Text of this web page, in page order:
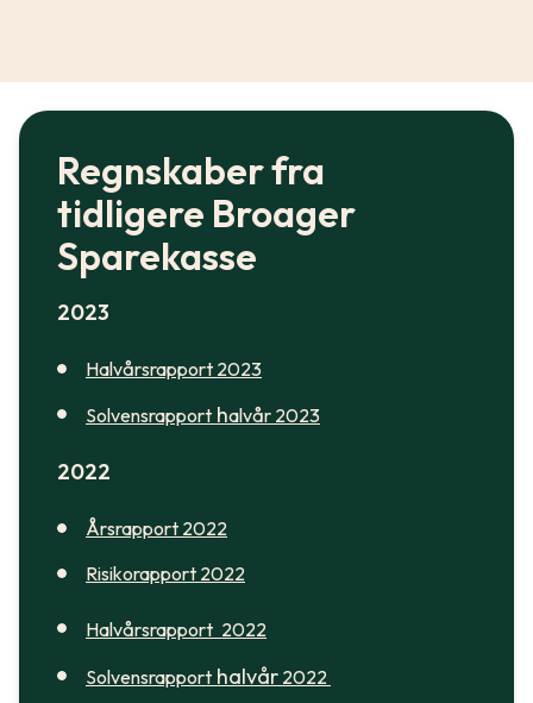
Regnskaber fra
tidligere Broager
Sparekasse
2023
Halvårsrapport 2023
Solvensrapport halvår 2023
2022
Årsrapport 2022
Risikorapport 2022
Halvårsrapport 2022
Solvensrapport halvår 2022